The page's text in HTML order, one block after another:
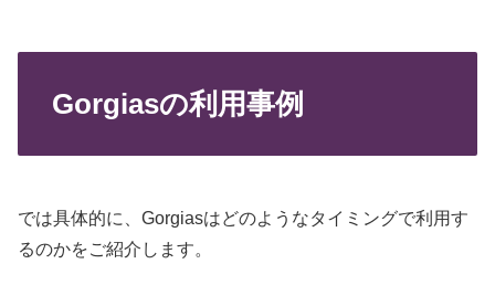
Gorgiasの利用事例
では具体的に、Gorgiasはどのようなタイミングで利用す
るのかをご紹介します。